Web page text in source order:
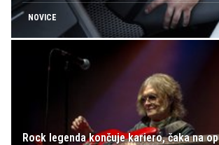
NOVICE
Rock legenda končuje kariero, čaka na